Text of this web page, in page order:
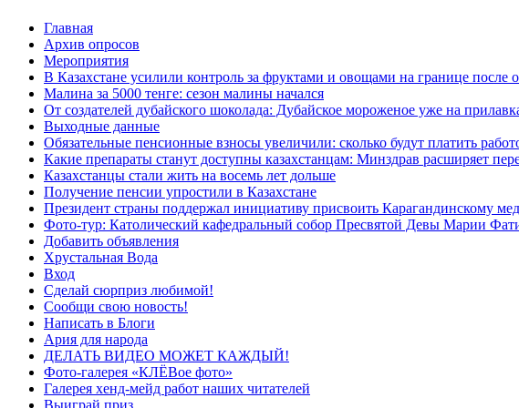
Главная
Архив опросов
Мероприятия
В Казахстане усилили контроль за фруктами и овощами на границе после
Малина за 5000 тенге: сезон малины начался
От создателей дубайского шоколада: Дубайское мороженое уже на
Выходные данные
Обязательные пенсионные взносы увеличили: сколько будут платить
Какие препараты станут доступны казахстанцам: Минздрав расширяет
Казахстанцы стали жить на восемь лет дольше
Получение пенсии упростили в Казахстане
Президент страны поддержал инициативу присвоить Карагандинскому
Фото-тур: Католический кафедральный собор Пресвятой Девы Марии
Добавить объявления
Хрустальная Вода
Вход
Сделай сюрприз любимой!
Сообщи свою новость!
Написать в Блоги
Ария для народа
ДЕЛАТЬ ВИДЕО МОЖЕТ КАЖДЫЙ!
Фото-галерея «КЛЁВое фото»
Галерея хенд-мейд работ наших читателей
Выиграй приз